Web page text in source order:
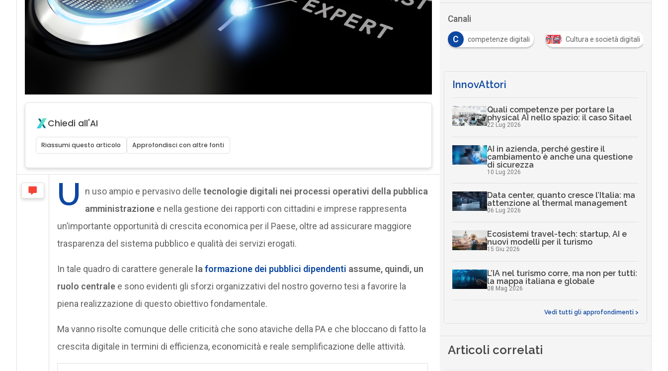
Chiedi all'AI
Riassumi questo articolo Approfondisci con altre fonti
U n uso ampio e pervasivo delle tecnologie digitali nei processi operativi della pubblica
amministrazionee nella gestione dei rapporti con cittadini e imprese rappresenta
un’importante opportunità di crescita economica per il Paese, oltre ad assicurare maggiore
trasparenza del sistema pubblico e qualità dei servizi erogati.
In tale quadro di carattere generale la formazione dei pubblici dipendenti assume, quindi, un
ruolo centralee sono evidenti gli sforzi organizzativi del nostro governo tesi a favorire la
piena realizzazione di questo obiettivo fondamentale.
Ma vanno risolte comunque delle criticità che sono ataviche della PA e che bloccano di fatto la
crescita digitale in termini di efficienza, economicità e reale semplificazione delle attività.
Canali
Cittadinanza digitale C competenze digitali Cultura e società digitali
InnovAttori
Quali competenze per portare la
physical AI nello spazio: il caso Sitael
22 Lug 2026
AI in azienda, perché gestire il
cambiamento è anche una questione
di sicurezza
10 Lug 2026
Data center, quanto cresce l’Italia: ma
attenzione al thermal management
06 Lug 2026
Ecosistemi travel-tech: startup, AI e
nuovi modelli per il turismo
15 Giu 2026
L’IA nel turismo corre, ma non per tutti:
la mappa italiana e globale
08 Mag 2026
Vedi tutti gli approfondimenti >
Articoli correlati